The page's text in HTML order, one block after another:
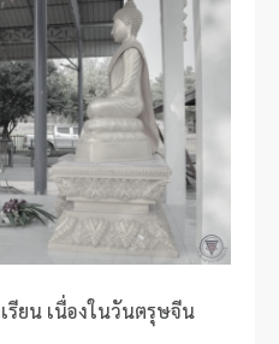
รียน เนื่องในวันตรุษจีน